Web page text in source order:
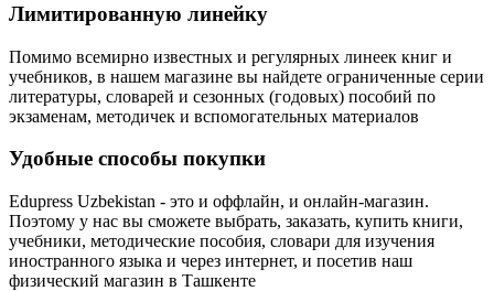
Лимитированную линейку
Помимо всемирно известных и регулярных линеек книг и
учебников, в нашем магазине вы найдете ограниченные серии
литературы, словарей и сезонных (годовых) пособий по
экзаменам, методичек и вспомогательных материалов
Удобные способы покупки
Edupress Uzbekistan - это и оффлайн, и онлайн-магазин.
Поэтому у нас вы сможете выбрать, заказать, купить книги,
учебники, методические пособия, словари для изучения
иностранного языка и через интернет, и посетив наш
физический магазин в Ташкенте